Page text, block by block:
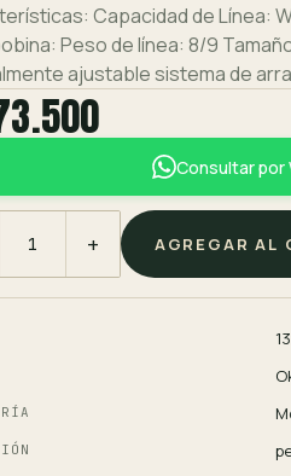
Capacidad de Línea:
Peso de línea: 8/9
ajustable sistema de
Consultar por
+ AGREGAR AL